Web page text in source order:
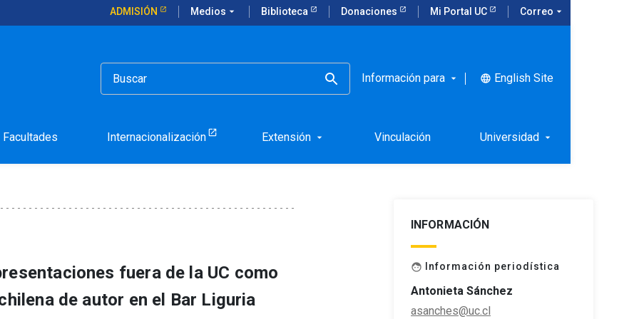
ADMISIÓN Medios arrow_drop_down Biblioteca Donaciones Mi Portal UC Correo arrow_drop_down
Información para arrow_drop_down language English Site
Facultades Internacionalización Extensión arrow_drop_down Vinculación Universidad arrow_drop_down
catálogo con coediciones,
y alianzas
fuera de la UC como
de autor en el Bar Liguria
INFORMACIÓN
face Información periodística
Antonieta Sánchez
asanches@uc.cl